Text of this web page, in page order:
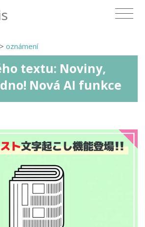
> oznámení
textu: Noviny,
Nová AI funkce